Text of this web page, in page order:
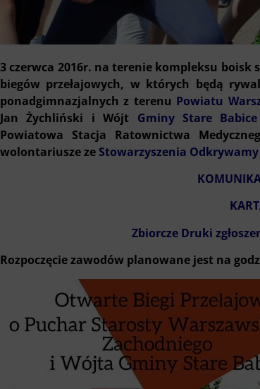
3 czerwca 2016r. na terenie kompleksu boisk
biegów przełajowych, w których będą
ponadgimnazjalnych z terenu Powiatu
Jan Żychliński i Wójt Gminy Stare Babice
Powiatowa Stacja Ratownictwa
wolontariusze ze Stowarzyszenia
Zbiorcze Druki
Rozpoczęcie zawodów planowane jest na